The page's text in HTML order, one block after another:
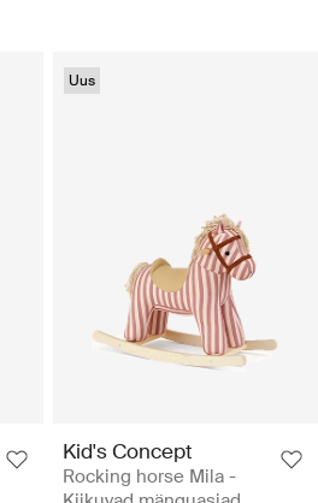
Uus
Kid's Concept
Rocking horse Mila -